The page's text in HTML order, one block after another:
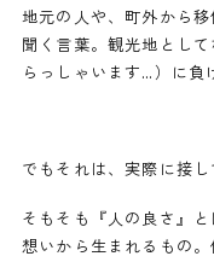
地元の人や、町外から
聞く言葉。観光地とし
らっしゃいます…）に負
でもそれは、実際に接
そもそも『人の良さ』
想いから生まれるもの